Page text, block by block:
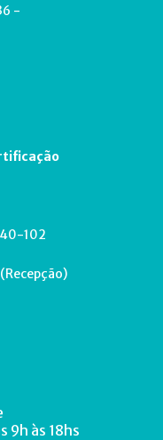
-
102
9h às 18hs